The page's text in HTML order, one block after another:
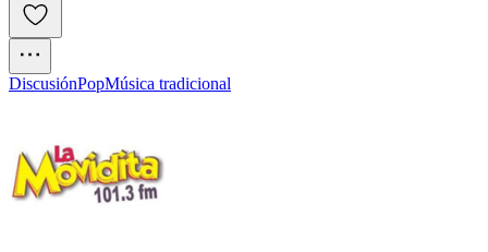
DiscusiónPopMúsica tradicional